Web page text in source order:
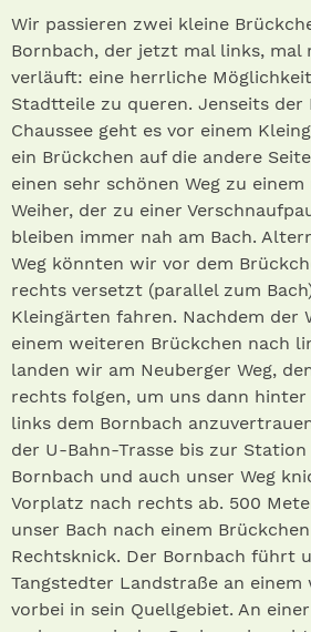
Wir passieren zwei kleine
Bornbach, der jetzt mal links, mal
verläuft: eine herrliche
Stadtteile zu queren. Jenseits der
Chaussee geht es vor einem
ein Brückchen auf die andere
einen sehr schönen Weg zu
Weiher, der zu einer
bleiben immer nah am Bach.
Weg könnten wir vor dem
rechts versetzt (parallel zum
Kleingärten fahren. Nachdem der
einem weiteren Brückchen nach
landen wir am Neuberger Weg,
rechts folgen, um uns dann
links dem Bornbach
der U-Bahn-Trasse bis zur
Bornbach und auch unser Weg
Vorplatz nach rechts ab. 500
unser Bach nach einem
Rechtsknick. Der Bornbach führt
Tangstedter Landstraße an einem
vorbei in sein Quellgebiet. An